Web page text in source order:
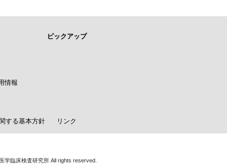
情報
ピックアップ
する基本方針 リンク
学臨床検査研究所 All rights reserved.